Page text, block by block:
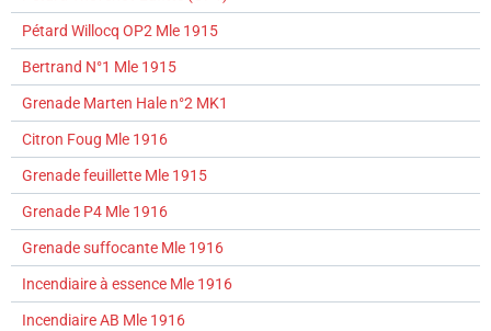
Pétard Willocq OP2 Mle 1915
Bertrand N°1 Mle 1915
Grenade Marten Hale n°2 MK1
Citron Foug Mle 1916
Grenade feuillette Mle 1915
Grenade P4 Mle 1916
Grenade suffocante Mle 1916
Incendiaire à essence Mle 1916
Incendiaire AB Mle 1916